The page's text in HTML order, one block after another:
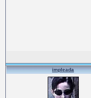
impleada